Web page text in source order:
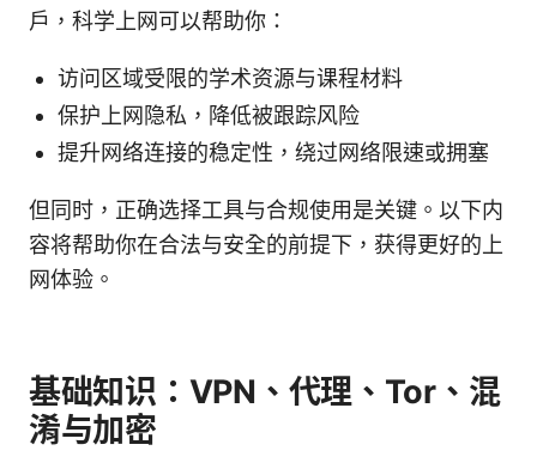
户，科学上网可以帮助你：
访问区域受限的学术资源与课程材料
保护上网隐私，降低被跟踪风险
提升网络连接的稳定性，绕过网络限速或拥塞
但同时，正确选择工具与合规使用是关键。以下内
容将帮助你在合法与安全的前提下，获得更好的上
网体验。
基础知识：VPN、代理、Tor、混
淆与加密